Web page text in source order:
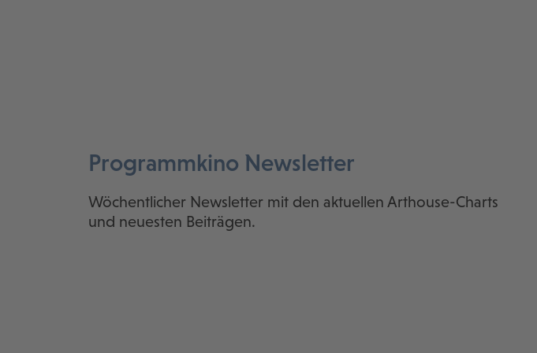
Programmkino Newsletter
Wöchentlicher Newsletter mit den aktuellen Arthouse-Charts
und neuesten Beiträgen.